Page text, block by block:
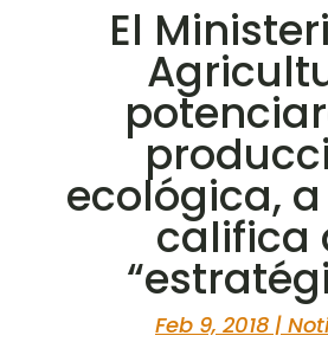
El
ecológica,
califica
Feb 9, 2018|